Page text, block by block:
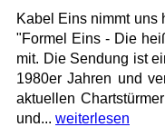
Kabel Eins nimmt uns
"Formel Eins - Die
mit. Die Sendung ist
1980er Jahren und
aktuellen
und... weiterlesen